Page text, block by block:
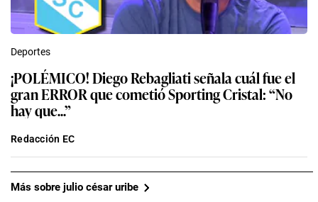
Deportes
¡POLÉMICO! Diego Rebagliati señala cuál fue el
gran ERROR que cometió Sporting Cristal: “No
hay que...”
Redacción EC
Más sobre julio césar uribe